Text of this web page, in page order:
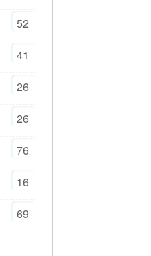
52
41
26
26
76
16
69